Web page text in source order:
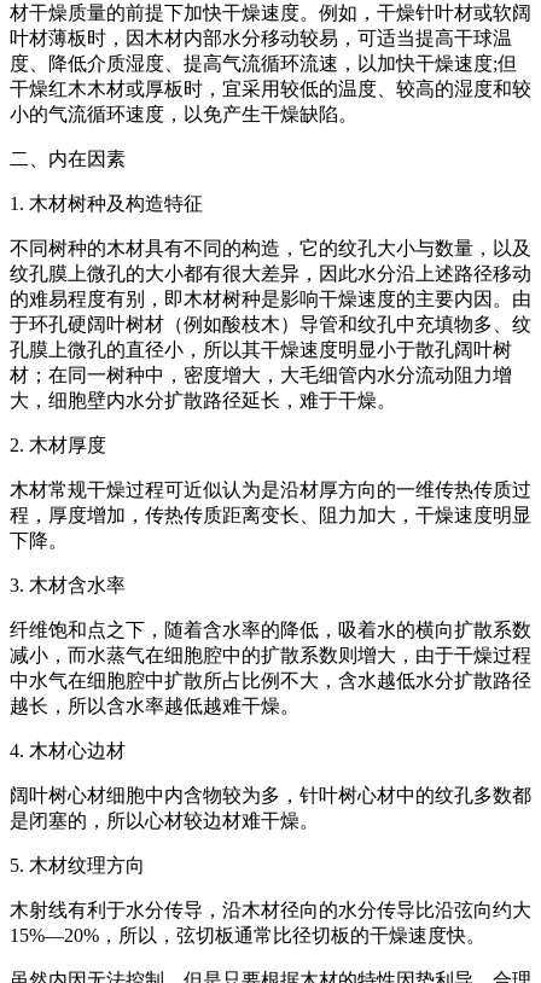
材干燥质量的前提下加快干燥速度。例如，干燥针叶材或软阔
叶材薄板时，因木材内部水分移动较易，可适当提高干球温
度、降低介质湿度、提高气流循环流速，以加快干燥速度;但
干燥红木木材或厚板时，宜采用较低的温度、较高的湿度和较
小的气流循环速度，以免产生干燥缺陷。
二、内在因素
1. 木材树种及构造特征
不同树种的木材具有不同的构造，它的纹孔大小与数量，以及
纹孔膜上微孔的大小都有很大差异，因此水分沿上述路径移动
的难易程度有别，即木材树种是影响干燥速度的主要内因。由
于环孔硬阔叶树材（例如酸枝木）导管和纹孔中充填物多、纹
孔膜上微孔的直径小，所以其干燥速度明显小于散孔阔叶树
材；在同一树种中，密度增大，大毛细管内水分流动阻力增
大，细胞壁内水分扩散路径延长，难于干燥。
2. 木材厚度
木材常规干燥过程可近似认为是沿材厚方向的一维传热传质过
程，厚度增加，传热传质距离变长、阻力加大，干燥速度明显
下降。
3. 木材含水率
纤维饱和点之下，随着含水率的降低，吸着水的横向扩散系数
减小，而水蒸气在细胞腔中的扩散系数则增大，由于干燥过程
中水气在细胞腔中扩散所占比例不大，含水越低水分扩散路径
越长，所以含水率越低越难干燥。
4. 木材心边材
阔叶树心材细胞中内含物较为多，针叶树心材中的纹孔多数都
是闭塞的，所以心材较边材难干燥。
5. 木材纹理方向
木射线有利于水分传导，沿木材径向的水分传导比沿弦向约大
15%—20%，所以，弦切板通常比径切板的干燥速度快。